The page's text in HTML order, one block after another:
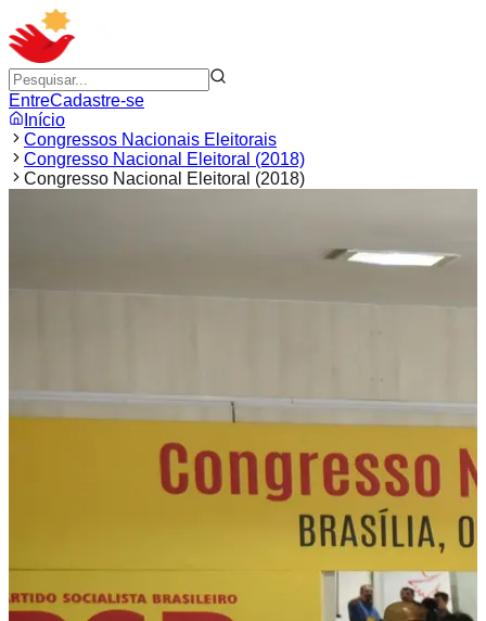
EntreCadastre-se
Início
Congressos Nacionais Eleitorais
Congresso Nacional Eleitoral (2018)
Congresso Nacional Eleitoral (2018)